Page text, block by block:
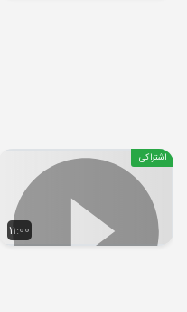
11:00
اشتراکی